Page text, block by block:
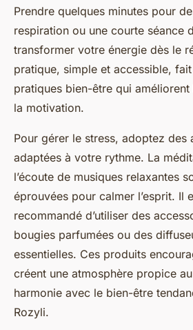
Prendre quelques minutes pour
respiration ou une courte séance
transformer votre énergie dès le
pratique, simple et accessible,
pratiques bien-être qui
la motivation.
Pour gérer le stress, adoptez des
adaptées à votre rythme. La
l’écoute de musiques relaxantes
éprouvées pour calmer l’esprit. Il
recommandé d’utiliser des
bougies parfumées ou des
essentielles. Ces produits
créent une atmosphère propice
harmonie avec le bien-être
Rozyli.